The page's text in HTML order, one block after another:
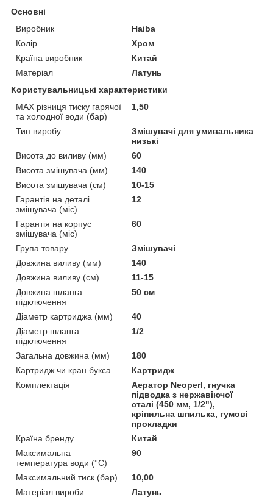
Основні
Виробник
Haiba
Колір
Хром
Країна виробник
Китай
Матеріал
Латунь
Користувальницькі характеристики
MAX різниця тиску гарячої
та холодної води (бар)
1,50
Тип виробу
Змішувачі для умивальника
низькі
Висота до виливу (мм)
60
Висота змішувача (мм)
140
Висота змішувача (см)
10-15
Гарантія на деталі
змішувача (міс)
12
Гарантія на корпус
змішувача (міс)
60
Група товару
Змішувачі
Довжина виливу (мм)
140
Довжина виливу (см)
11-15
Довжина шланга
підключення
50 см
Діаметр картриджа (мм)
40
Діаметр шланга
підключення
1/2
Загальна довжина (мм)
180
Картридж чи кран букса
Картридж
Комплектація
Аератор Neoperl, гнучка
підводка з нержавіючої
сталі (450 мм, 1/2"),
кріпильна шпилька, гумові
прокладки
Країна бренду
Китай
Максимальна
температура води (°C)
90
Максимальний тиск (бар)
10,00
Матеріал вироби
Латунь